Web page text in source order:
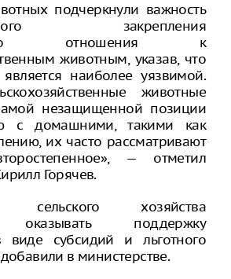
подчеркнули важность
закрепления
отношения к
животным, указав, что
является наиболее уязвимой.
животные
незащищенной позиции
с домашними, такими как
их часто рассматривают
— отметил
Горячев.
сельского хозяйства
оказывать поддержку
виде субсидий и льготного
в министерстве.